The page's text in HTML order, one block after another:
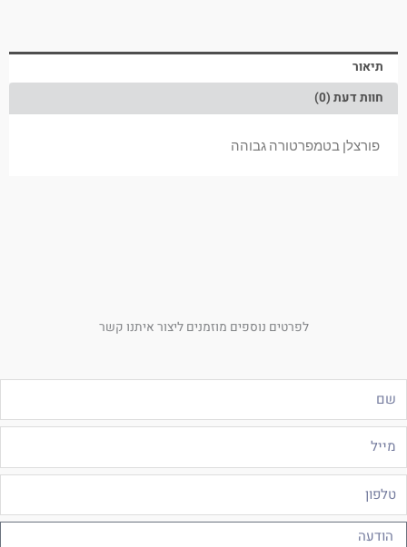
תיאור
חוות דעת (0)
פורצלן בטמפרטורה גבוהה
לפרטים נוספים מוזמנים ליצור איתנו קשר